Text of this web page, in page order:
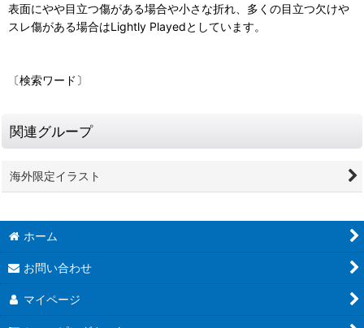
表面にやや目立つ傷がある場合や小さな折れ、多くの目立つ欠けや
スレ傷がある場合はLightly Playedとしています。
〔検索ワード〕
関連グループ
海外限定イラスト
ホーム
お問い合わせ
マイページ